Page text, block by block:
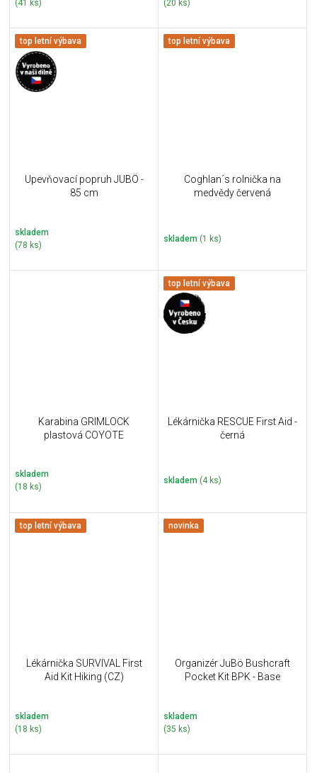
(41 ks)
(20 ks)
top letní výbava
Upevňovací popruh JUBÖ -
85 cm
skladem
(78 ks)
top letní výbava
Coghlan´s rolnička na
medvědy červená
skladem (1 ks)
Karabina GRIMLOCK
plastová COYOTE
skladem
(18 ks)
top letní výbava
Lékárnička RESCUE First Aid -
černá
skladem (4 ks)
top letní výbava
Lékárnička SURVIVAL First
Aid Kit Hiking (CZ)
skladem
(18 ks)
novinka
Organizér JuBö Bushcraft
Pocket Kit BPK - Base
skladem
(35 ks)